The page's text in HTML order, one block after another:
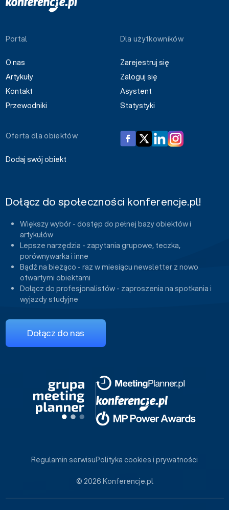
Portal
O nas
Artykuły
Kontakt
Przewodniki
Dla użytkowników
Zarejestruj się
Zaloguj się
Asystent
Statystyki
Oferta dla obiektów
Dodaj swój obiekt
Dołącz do społeczności konferencje.pl!
Większy wybór - dostęp do pełnej bazy obiektów i
artykułów
Lepsze narzędzia - zapytania grupowe, teczka,
porównywarka i inne
Bądź na bieżąco - raz w miesiącu newsletter z nowo
otwartymi obiektami
Dołącz do profesjonalistów - zaproszenia na spotkania i
wyjazdy studyjne
Dołącz do nas
© 2026 Konferencje.pl
Regulamin serwisuPolityka cookies i prywatności